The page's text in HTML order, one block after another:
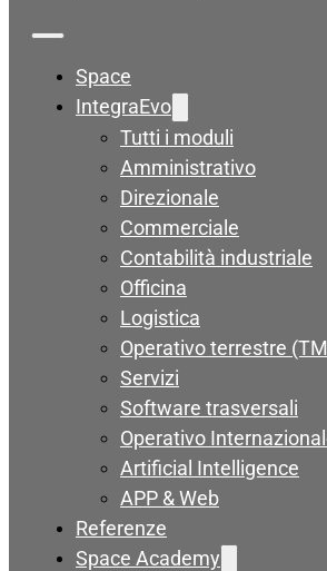
Space
IntegraEvo
Tutti i moduli
Amministrativo
Direzionale
Commerciale
Contabilità industriale
Officina
Logistica
Operativo terrestre
Servizi
Software trasversali
Operativo
Artificial Intelligence
APP & Web
Referenze
Space Academy